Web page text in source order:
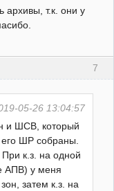
архивы, т.к. они у
7
05-26 13:04:57
и ШСВ, который
ШР собраны.
к.з. на одной
АПВ) у меня
затем к.з. на